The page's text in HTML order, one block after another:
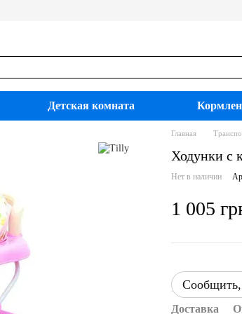
Детская комната
Главная
Ходунки c
Нет в наличии
1 005
Сообщить,
Доставка